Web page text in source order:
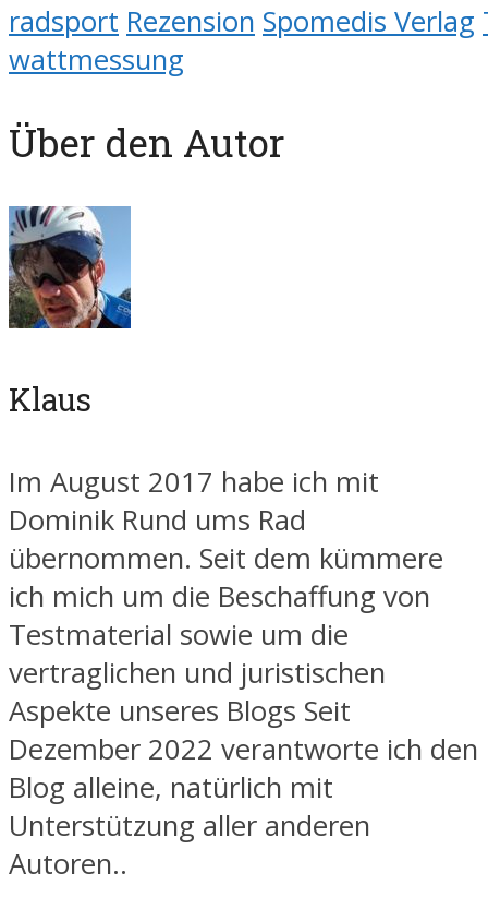
radsport Rezension Spomedis Verlag
wattmessung
Über den Autor
Klaus
Im August 2017 habe ich mit
Dominik Rund ums Rad
übernommen. Seit dem kümmere
ich mich um die Beschaffung von
Testmaterial sowie um die
vertraglichen und juristischen
Aspekte unseres Blogs Seit
Dezember 2022 verantworte ich den
Blog alleine, natürlich mit
Unterstützung aller anderen
Autoren..